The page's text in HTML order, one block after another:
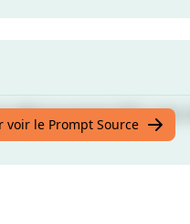
SEO, avec
voir le Prompt Source